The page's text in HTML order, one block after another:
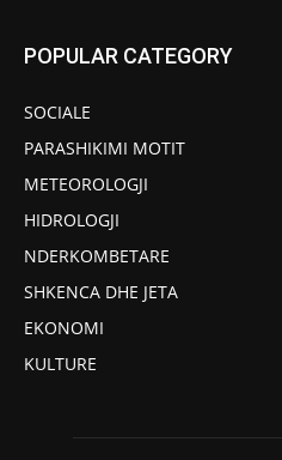
POPULAR CATEGORY
SOCIALE
PARASHIKIMI MOTIT
METEOROLOGJI
HIDROLOGJI
NDERKOMBETARE
SHKENCA DHE JETA
EKONOMI
KULTURE